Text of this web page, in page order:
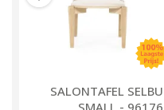
SALONTAFEL SELBU
SMALL - 96176